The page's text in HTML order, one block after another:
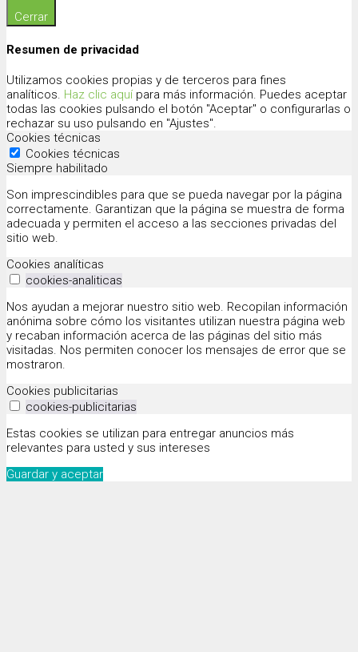
Cerrar
Resumen de privacidad
Utilizamos cookies propias y de terceros para fines
analíticos. Haz clic aquí para más información. Puedes aceptar
todas las cookies pulsando el botón "Aceptar" o configurarlas o
rechazar su uso pulsando en "Ajustes".
Cookies técnicas
Cookies técnicas
Siempre habilitado
Son imprescindibles para que se pueda navegar por la página
correctamente. Garantizan que la página se muestra de forma
adecuada y permiten el acceso a las secciones privadas del
sitio web.
Cookies analíticas
cookies-analiticas
Nos ayudan a mejorar nuestro sitio web. Recopilan información
anónima sobre cómo los visitantes utilizan nuestra página web
y recaban información acerca de las páginas del sitio más
visitadas. Nos permiten conocer los mensajes de error que se
mostraron.
Cookies publicitarias
cookies-publicitarias
Estas cookies se utilizan para entregar anuncios más
relevantes para usted y sus intereses
Guardar y aceptar